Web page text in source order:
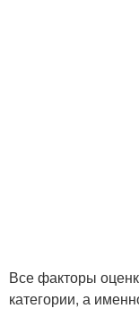
Все факторы
категории, а